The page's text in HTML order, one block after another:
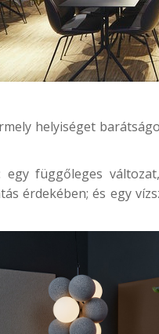
helyiséget
függőleges
érdekében; és egy